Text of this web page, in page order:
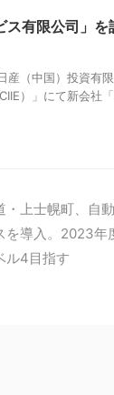
有限公司」を
（中国）投資有
）」にて新会社
・上士幌町、自
を導入。2023年
ル4目指す